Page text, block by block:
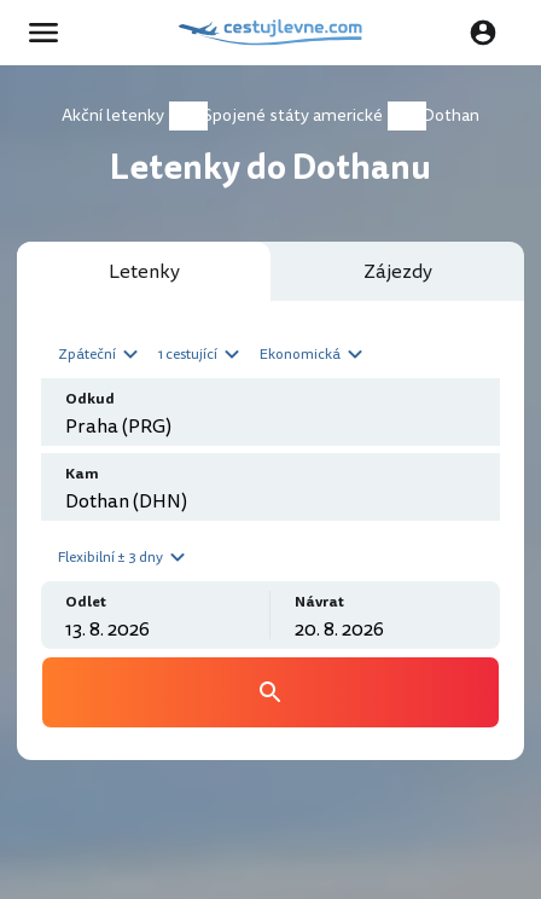
Akční letenky Spojené státy americké Dothan
Letenky do Dothanu
Letenky Zájezdy
Zpáteční 1 cestující Ekonomická
Odkud
Kam
Flexibilní ± 3 dny
Odlet Návrat